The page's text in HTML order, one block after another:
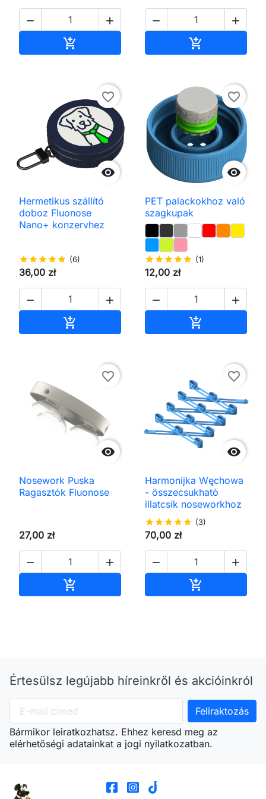
 

 


favorite_border
Hermetikus szállító
doboz Fluonose
Nano+ konzervhez
starstarstarstarstar (6)
36,00 zł
 


favorite_border
PET palackokhoz való
szagkupak
starstarstarstarstar (1)
12,00 zł
 


favorite_border
Nosework Puska
Ragasztók Fluonose
27,00 zł
 


favorite_border
Harmonijka Węchowa
- összecsukható
illatcsík noseworkhoz
starstarstarstarstar (3)
70,00 zł
 

Értesülsz legújabb híreinkről és akcióinkról
Bármikor leiratkozhatsz. Ehhez keresd meg az
elérhetőségi adatainkat a jogi nyilatkozatban.